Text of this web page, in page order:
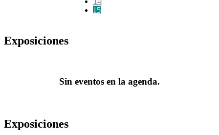
15
Exposiciones
Sin eventos en la agenda.
Exposiciones